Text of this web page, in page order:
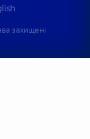
захищені